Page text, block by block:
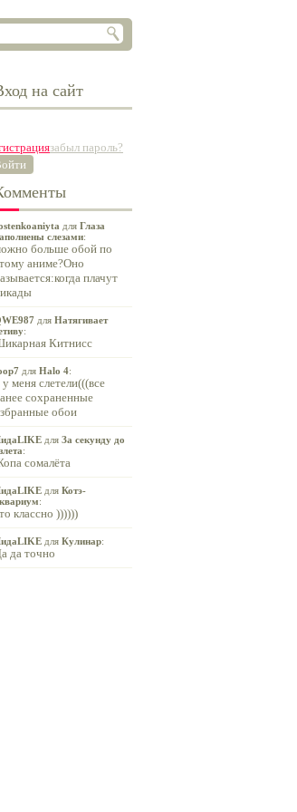
на сайт
забыл пароль?
для Глаза
слезами:
больше обой по
аниме?Оно
плачут
для Натягивает
:
Китнисс
для Halo 4:
у меня слетели(((все
сохраненные
обои
для За секунду до
:
сомалёта
для Котэ-
:
классно ))))))
для Кулинар:
да точно